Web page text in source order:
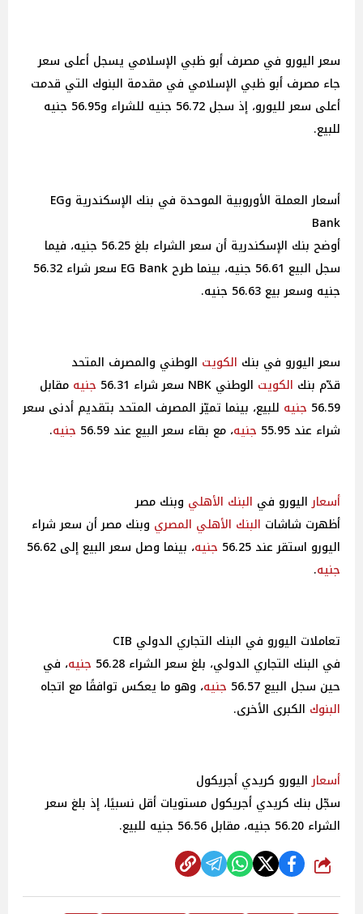
سعر اليورو في مصرف أبو ظبي الإسلامي يسجل أعلى سعر
جاء مصرف أبو ظبي الإسلامي في مقدمة البنوك التي قدمت
أعلى سعر لليورو، إذ سجل 56.72 جنيه للشراء و56.95 جنيه
للبيع.
أسعار العملة الأوروبية الموحدة في بنك الإسكندرية وEG
Bank
أوضح بنك الإسكندرية أن سعر الشراء بلغ 56.25 جنيه، فيما
سجل البيع 56.61 جنيه، بينما طرح EG Bank سعر شراء 56.32
جنيه وسعر بيع 56.63 جنيه.
سعر اليورو في بنك الكويت الوطني والمصرف المتحد
قدّم بنك الكويت الوطني NBK سعر شراء 56.31 جنيه مقابل
56.59 جنيه للبيع، بينما تميّز المصرف المتحد بتقديم أدنى سعر
شراء عند 55.95
جنيه، مع بقاء سعر البيع عند 56.59 جنيه.
أسعاراليورو في البنك الأهلي وبنك مصر
أظهرت شاشات البنك الأهلي المصري وبنك مصر أن سعر شراء
اليورو استقر عند 56.25
جنيه، بينما وصل سعر البيع إلى 56.62
جنيه.
تعاملات اليورو في البنك التجاري الدولي CIB
في البنك التجاري الدولي، بلغ سعر الشراء 56.28
جنيه، في
حين سجل البيع 56.57
جنيه، وهو ما يعكس توافقًا مع اتجاه
البنوك الكبرى الأخرى.
أسعاراليورو كريدي أجريكول
سجّل بنك كريدي أجريكول مستويات أقل نسبيًا، إذ بلغ سعر
الشراء 56.20 جنيه، مقابل 56.56 جنيه للبيع.
شارك